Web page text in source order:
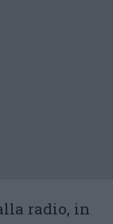
radio, in